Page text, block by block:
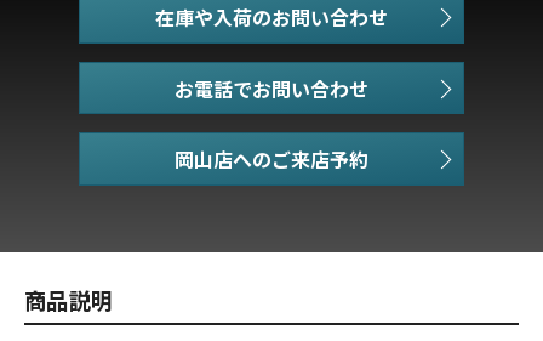
在庫や入荷のお問い合わせ
お電話でお問い合わせ
商品説明